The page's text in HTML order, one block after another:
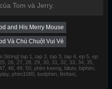
Tom và Jerry.
and His Merry Mouse
Và Chú Chuột Vui Vẻ
tap 1, tap 2, tap 3, tap 4, ep 5, ep
26, 27, 28, 29, 30, 31, 32, 33, 34, 35,
48, 49, 50, phim keeng, bilutv, biphim,
phim1080, luotphim, fimfast,